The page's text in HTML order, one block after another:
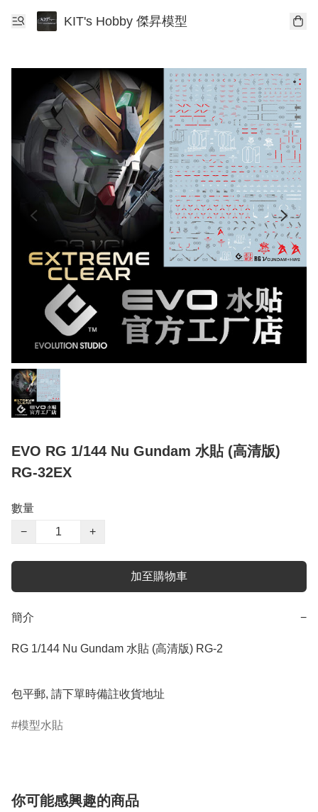
KIT's Hobby 傑昇模型
EVO RG 1/144 Nu Gundam 水貼 (高清版)
RG-32EX
數量
−
+
加至購物車
簡介 −
RG 1/144 Nu Gundam 水貼 (高清版) RG-2
包平郵, 請下單時備註收貨地址
模型水貼
你可能感興趣的商品